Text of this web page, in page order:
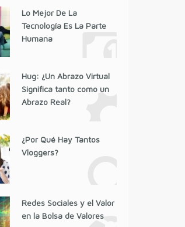
Lo Mejor De La
Tecnología Es La Parte
Humana
Hug: ¿Un Abrazo Virtual
Significa tanto como un
Abrazo Real?
¿Por Qué Hay Tantos
Vloggers?
Redes Sociales y el Valor
en la Bolsa de Valores